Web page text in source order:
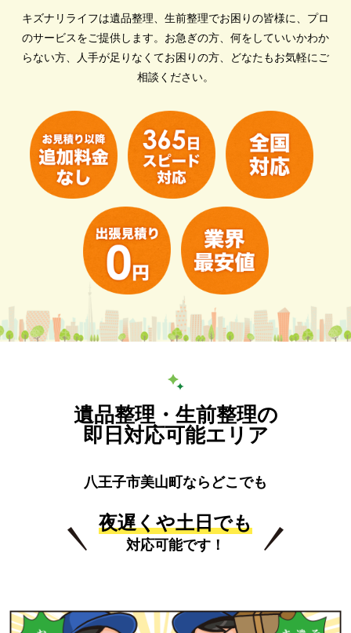
キズナリライフは遺品整理、生前整理でお困りの皆様に、プロ
のサービスをご提供します。 お急ぎの方、何をしていいかわか
らない方、人手が足りなくてお困りの方、どなたもお気軽にご
相談ください。
遺品整理・生前整理の
即日対応可能エリア
八王子市美山町ならどこでも
夜遅くや土日でも
対応可能です！